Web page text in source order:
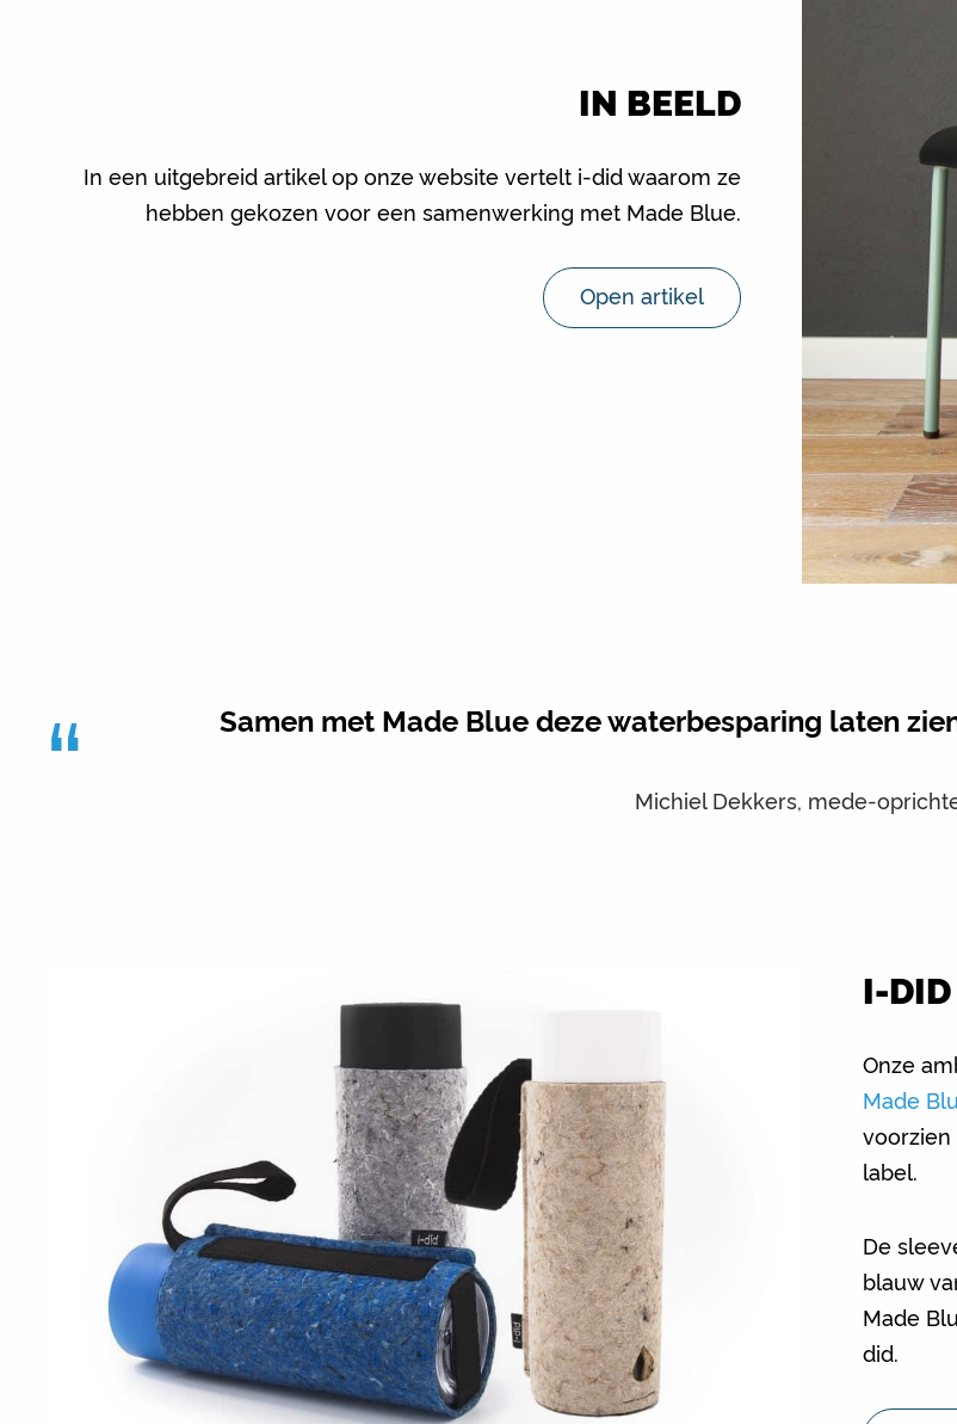
IN BEELD
In een uitgebreid artikel op onze website vertelt i-did waarom ze
hebben gekozen voor een samenwerking met Made Blue.
Open artikel
“ Samen met Made Blue deze waterbesparing laten
Michiel Dekkers, mede-
I-
Onze
Made
label.
De
blauw
Made
did.